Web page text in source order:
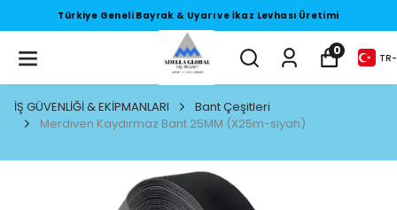
Türkiye Geneli Bayrak & Uyarı ve İkaz
0
TR-
İŞ GÜVENLİĞİ & EKİPMANLARI
Bant Çeşitleri
Merdiven Kaydırmaz Bant 25MM (X25m-siyah)